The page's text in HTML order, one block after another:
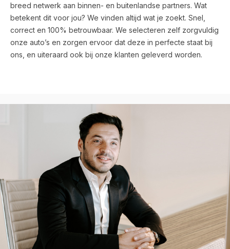
breed netwerk aan binnen- en buitenlandse partners. Wat
betekent dit voor jou? We vinden altijd wat je zoekt. Snel,
correct en 100% betrouwbaar. We selecteren zelf zorgvuldig
onze auto’s en zorgen ervoor dat deze in perfecte staat bij
ons, en uiteraard ook bij onze klanten geleverd worden.